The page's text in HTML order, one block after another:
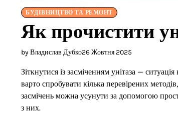
БУДІВНИЦТВО ТА РЕМОНТ
Як прочистити
by Владислав Дубко26 Жовтня 2025
Зіткнутися із засміченням унітаза —
варто спробувати кілька перевірених
засмічень можна усунути за допомогою
з них.